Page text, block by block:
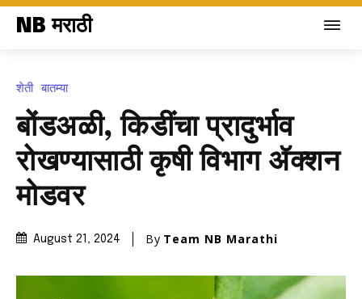
NB मराठी
शेती बातम्या
बोंडअळी, किडींचा प्रादुर्भाव
रोखण्यासाठी कृषी विभाग ॲक्शन
मोडवर
August 21, 2024 By Team NB Marathi